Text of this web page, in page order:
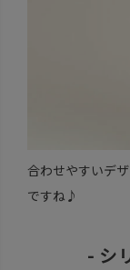
合わせやすいデ
ですね♪
- シ